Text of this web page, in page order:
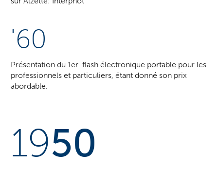
'60
Présentation du 1er flash électronique portable pour les
professionnels et particuliers, étant donné son prix
abordable.
1950